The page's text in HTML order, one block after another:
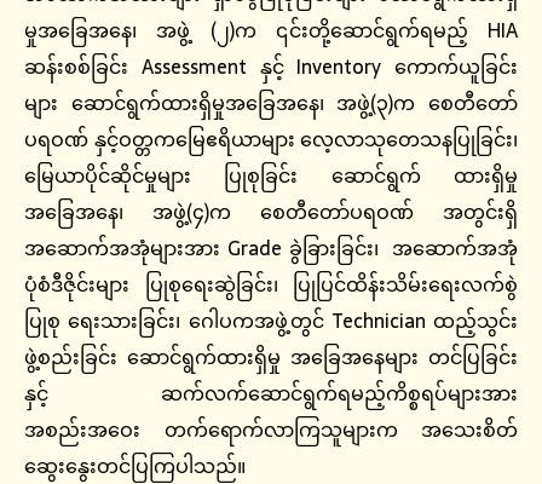
မှုအခြေအနေ၊ အဖွဲ့ (၂)က ၎င်းတို့ဆောင်ရွက်ရမည့် HIA
ဆန်းစစ်ခြင်း Assessment နှင့် Inventory ကောက်ယူခြင်း
များ ဆောင်ရွက်ထားရှိမှုအခြေအနေ၊ အဖွဲ့(၃)က စေတီတော်
ပရဝဏ် နှင့်ဝတ္တကမြေဧရိယာများ လေ့လာသုတေသနပြုခြင်း၊
မြေယာပိုင်ဆိုင်မှုများ ပြုစုခြင်း ဆောင်ရွက် ထားရှိမှု
အခြေအနေ၊ အဖွဲ့(၄)က စေတီတော်ပရဝဏ် အတွင်းရှိ
အဆောက်အအုံများအား Grade ခွဲခြားခြင်း၊ အဆောက်အအုံ
ပုံစံဒီဇိုင်းများ ပြုစုရေးဆွဲခြင်း၊ ပြုပြင်ထိန်းသိမ်းရေးလက်စွဲ
ပြုစု ရေးသားခြင်း၊ ဂေါပကအဖွဲ့တွင် Technician ထည့်သွင်း
ဖွဲ့စည်းခြင်း ဆောင်ရွက်ထားရှိမှု အခြေအနေများ တင်ပြခြင်း
နှင့် ဆက်လက်ဆောင်ရွက်ရမည့်ကိစ္စရပ်များအား
အစည်းအဝေး တက်ရောက်လာကြသူများက အသေးစိတ်
ဆွေးနွေးတင်ပြကြပါသည်။